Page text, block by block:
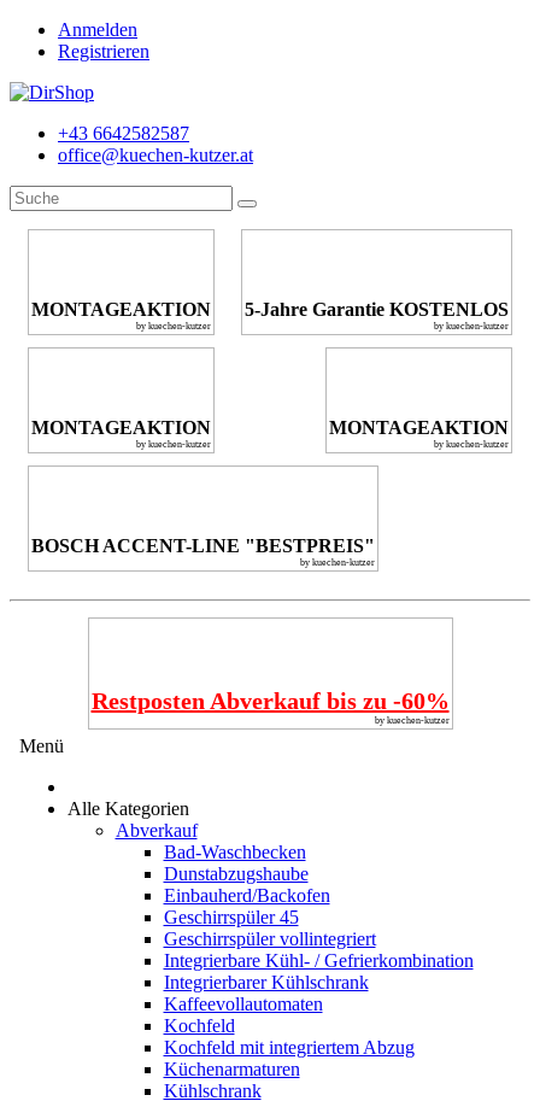
Anmelden
Registrieren
+43 6642582587
office@kuechen-kutzer.at
MONTAGEAKTION
by kuechen-kutzer
5-Jahre Garantie KOSTENLOS
by kuechen-kutzer
MONTAGEAKTION
by kuechen-kutzer
MONTAGEAKTION
by kuechen-kutzer
BOSCH ACCENT-LINE "BESTPREIS"
by kuechen-kutzer
Restposten Abverkauf bis zu -60%
by kuechen-kutzer
Menü
Alle Kategorien
Abverkauf
Bad-Waschbecken
Dunstabzugshaube
Einbauherd/Backofen
Geschirrspüler 45
Geschirrspüler vollintegriert
Integrierbare Kühl- / Gefrierkombination
Integrierbarer Kühlschrank
Kaffeevollautomaten
Kochfeld
Kochfeld mit integriertem Abzug
Küchenarmaturen
Kühlschrank